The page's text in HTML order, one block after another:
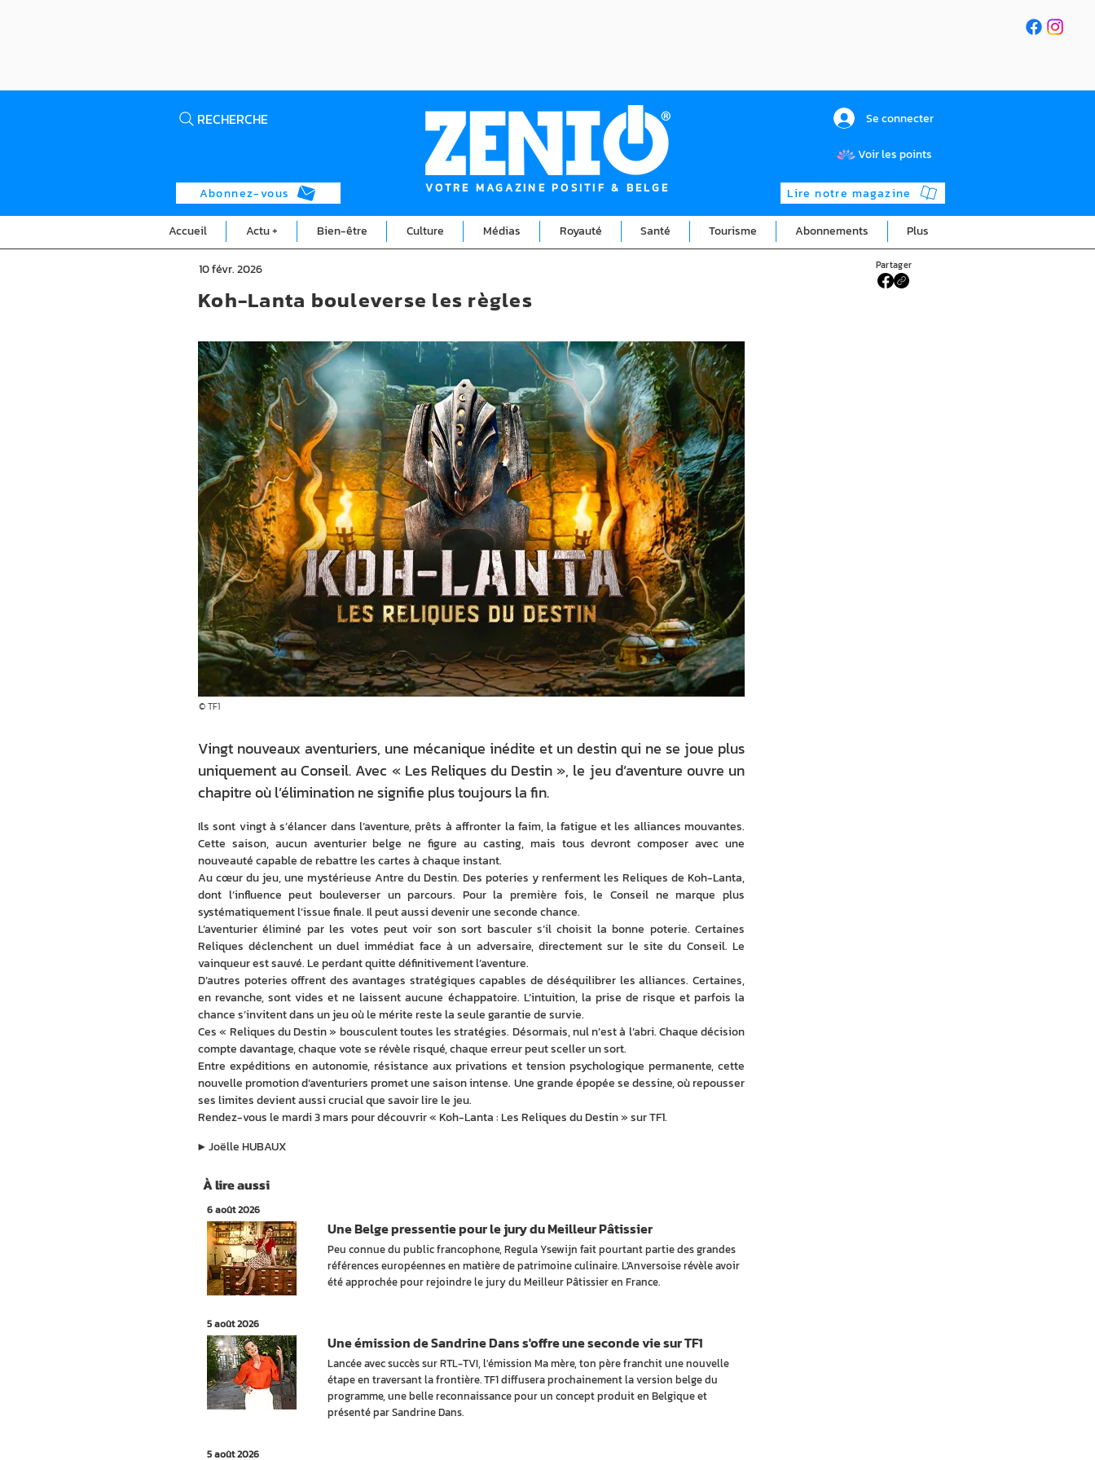
RECHERCHE
Abonnez-vous VOTRE MAGAZINE POSITIF & BELGE
Se connecter
Voir les points
Lire notre magazine
Accueil Actu + Bien-être Culture Médias Royauté Santé Tourisme Abonnements Plus
10 févr. 2026 Partager
© TF1
Vingt nouveaux aventuriers, une mécanique inédite et un destin qui ne se joue plus
uniquement au Conseil. Avec « Les Reliques du Destin », le jeu d’aventure ouvre un
chapitre où l’élimination ne signifie plus toujours la fin.
Ils sont vingt à s’élancer dans l’aventure, prêts à affronter la faim, la fatigue et les alliances mouvantes.
Cette saison, aucun aventurier belge ne figure au casting, mais tous devront composer avec une
nouveauté capable de rebattre les cartes à chaque instant.
Au cœur du jeu, une mystérieuse Antre du Destin. Des poteries y renferment les Reliques de Koh-Lanta,
dont l’influence peut bouleverser un parcours. Pour la première fois, le Conseil ne marque plus
systématiquement l’issue finale. Il peut aussi devenir une seconde chance.
L’aventurier éliminé par les votes peut voir son sort basculer s’il choisit la bonne poterie. Certaines
Reliques déclenchent un duel immédiat face à un adversaire, directement sur le site du Conseil. Le
vainqueur est sauvé. Le perdant quitte définitivement l’aventure.
D’autres poteries offrent des avantages stratégiques capables de déséquilibrer les alliances. Certaines,
en revanche, sont vides et ne laissent aucune échappatoire. L’intuition, la prise de risque et parfois la
chance s’invitent dans un jeu où le mérite reste la seule garantie de survie.
Ces « Reliques du Destin » bousculent toutes les stratégies. Désormais, nul n’est à l’abri. Chaque décision
compte davantage, chaque vote se révèle risqué, chaque erreur peut sceller un sort.
Entre expéditions en autonomie, résistance aux privations et tension psychologique permanente, cette
nouvelle promotion d’aventuriers promet une saison intense. Une grande épopée se dessine, où repousser
ses limites devient aussi crucial que savoir lire le jeu.
Rendez-vous le mardi 3 mars pour découvrir « Koh-Lanta : Les Reliques du Destin » sur TF1.
Joëlle HUBAUX
▶︎
Koh-Lanta bouleverse les règles
À lire aussi
6 août 2026
Peu connue du public francophone, Regula Ysewijn fait pourtant partie des grandes
références européennes en matière de patrimoine culinaire. L'Anversoise révèle avoir
été approchée pour rejoindre le jury du Meilleur Pâtissier en France.
Une Belge pressentie pour le jury du Meilleur Pâtissier
5 août 2026
Lancée avec succès sur RTL-TVI, l'émission Ma mère, ton père franchit une nouvelle
étape en traversant la frontière. TF1 diffusera prochainement la version belge du
programme, une belle reconnaissance pour un concept produit en Belgique et
présenté par Sandrine Dans.
Une émission de Sandrine Dans s'offre une seconde vie sur TF1
5 août 2026